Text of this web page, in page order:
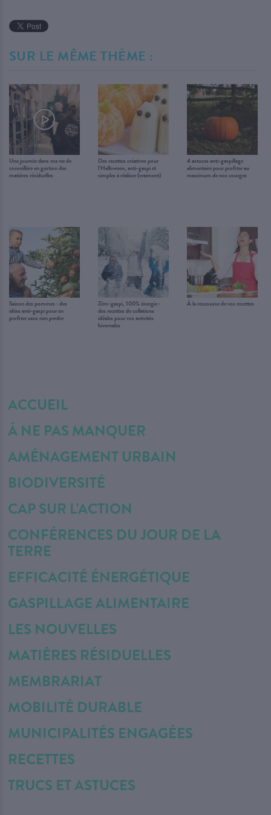
SUR LE MÊME THÈME :
Une journée dans ma vie de
conseillère en gestion des
matières résiduelles
Des recettes créatives pour
l’Halloween, anti-gaspi et
simples à réaliser (vraiment)
4 astuces anti-gaspillage
alimentaire pour profiter au
maximum de nos courges
Saison des pommes : des
idées anti-gaspi pour en
profiter sans rien perdre
Zéro-gaspi, 100% énergie :
des recettes de collations
idéales pour vos activités
hivernales
À la rescousse de vos recettes
ACCUEIL
À NE PAS MANQUER
AMÉNAGEMENT URBAIN
BIODIVERSITÉ
CAP SUR L'ACTION
CONFÉRENCES DU JOUR DE LA
TERRE
EFFICACITÉ ÉNERGÉTIQUE
GASPILLAGE ALIMENTAIRE
LES NOUVELLES
MATIÈRES RÉSIDUELLES
MEMBRARIAT
MOBILITÉ DURABLE
MUNICIPALITÉS ENGAGÉES
RECETTES
TRUCS ET ASTUCES